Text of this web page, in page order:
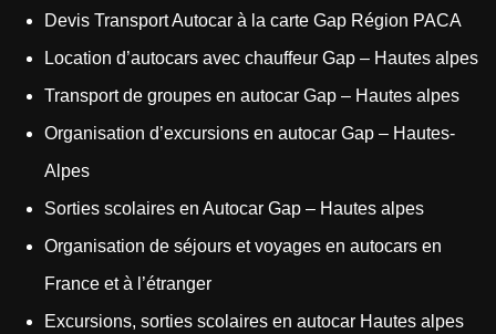
Devis Transport Autocar à la carte Gap Région PACA
Location d’autocars avec chauffeur Gap – Hautes alpes
Transport de groupes en autocar Gap – Hautes alpes
Organisation d’excursions en autocar Gap – Hautes-
Alpes
Sorties scolaires en Autocar Gap – Hautes alpes
Organisation de séjours et voyages en autocars en
France et à l’étranger
Excursions, sorties scolaires en autocar Hautes alpes